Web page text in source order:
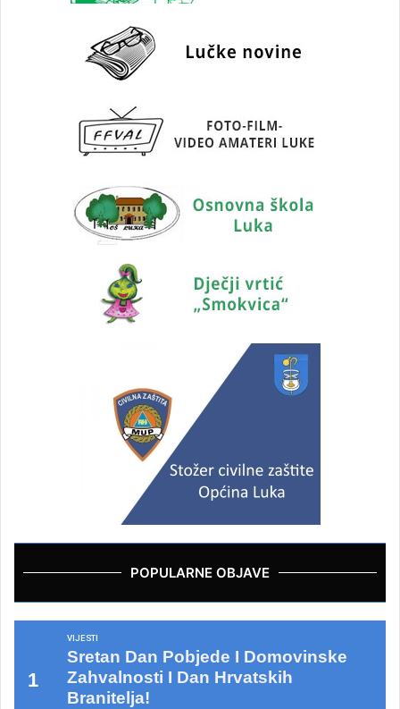
POPULARNE OBJAVE
VIJESTI
Sretan Dan Pobjede I Domovinske
Zahvalnosti I Dan Hrvatskih
Branitelja!